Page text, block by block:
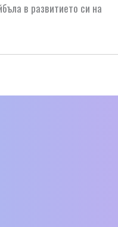
в развитието си на